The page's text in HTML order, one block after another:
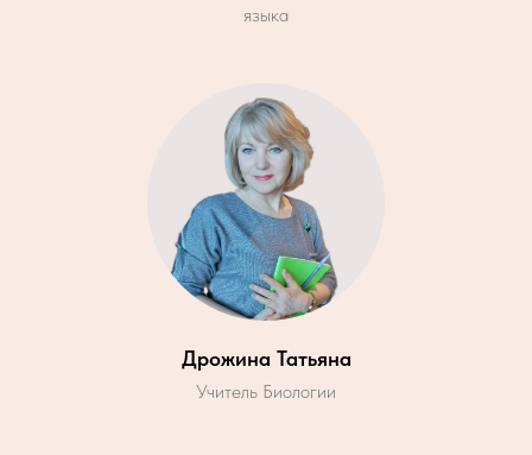
языка
Дрожина Татьяна
Учитель Биологии